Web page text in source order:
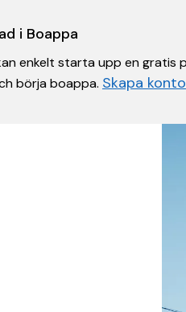
i Boappa
enkelt starta upp en
börja boappa. Skapa konto